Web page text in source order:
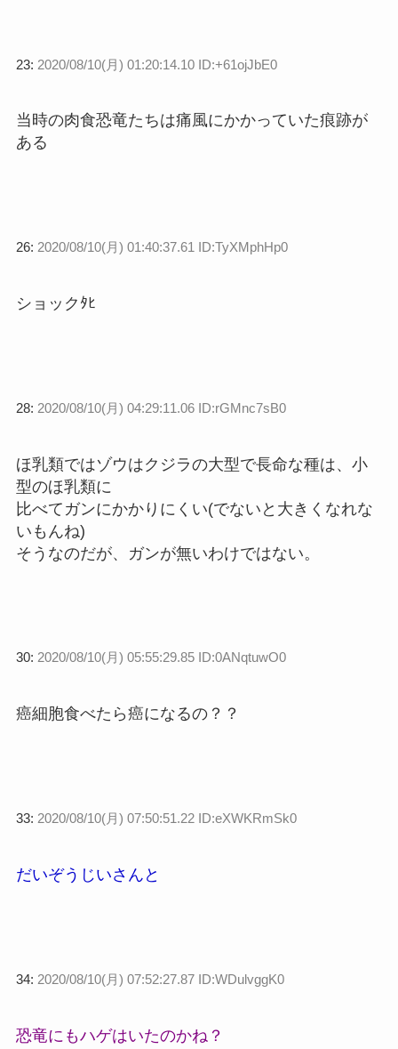
23: 2020/08/10(月) 01:20:14.10 ID:+61ojJbE0
当時の肉食恐竜たちは痛風にかかっていた痕跡が
ある
26: 2020/08/10(月) 01:40:37.61 ID:TyXMphHp0
ショックﾀﾋ
28: 2020/08/10(月) 04:29:11.06 ID:rGMnc7sB0
ほ乳類ではゾウはクジラの大型で長命な種は、小
型のほ乳類に
比べてガンにかかりにくい(でないと大きくなれな
いもんね)
そうなのだが、ガンが無いわけではない。
30: 2020/08/10(月) 05:55:29.85 ID:0ANqtuwO0
癌細胞食べたら癌になるの？？
33: 2020/08/10(月) 07:50:51.22 ID:eXWKRmSk0
だいぞうじいさんと
34: 2020/08/10(月) 07:52:27.87 ID:WDulvggK0
恐竜にもハゲはいたのかね？